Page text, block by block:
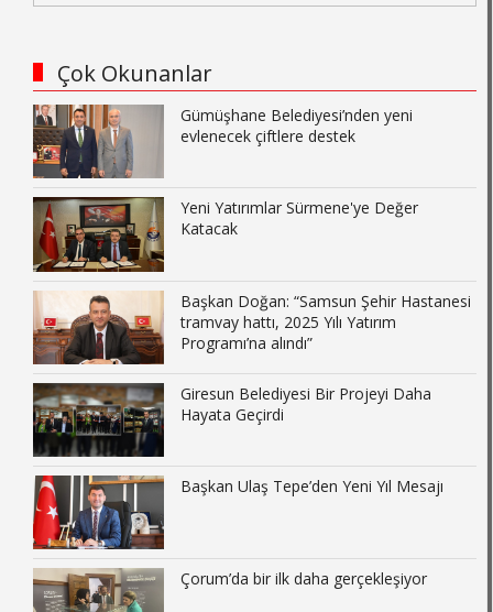
Çok Okunanlar
Gümüşhane Belediyesi’nden yeni
evlenecek çiftlere destek
Yeni Yatırımlar Sürmene'ye Değer
Katacak
Başkan Doğan: “Samsun Şehir Hastanesi
tramvay hattı, 2025 Yılı Yatırım
Programı’na alındı”
Giresun Belediyesi Bir Projeyi Daha
Hayata Geçirdi
Başkan Ulaş Tepe’den Yeni Yıl Mesajı
Çorum’da bir ilk daha gerçekleşiyor